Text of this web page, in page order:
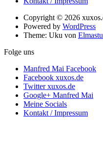
Copyright © 2026
Powered by WordPress
Theme: Uku von
Folge uns
Manfred Mai Facebook
Facebook xuxos.de
Twitter xuxos.de
Google+ Manfred Mai
Meine Socials
Kontakt / Impressum